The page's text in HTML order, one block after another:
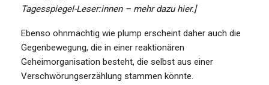
Tagesspiegel-Leser:innen – mehr dazu hier.]
Ebenso ohnmächtig wie plump erscheint daher auch die
Gegenbewegung, die in einer reaktionären
Geheimorganisation besteht, die selbst aus einer
Verschwörungserzählung stammen könnte.